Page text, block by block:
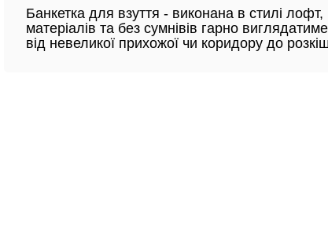
Банкетка для взуття - виконана в стилі лофт,
матеріалів та без сумнівів гарно виглядатиме
від невеликої прихожої чи коридору до